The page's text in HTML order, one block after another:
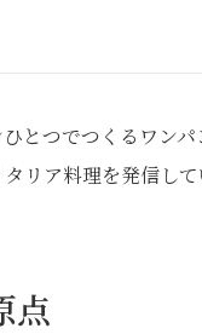
とつでつくるワン
リア料理を発信し
点